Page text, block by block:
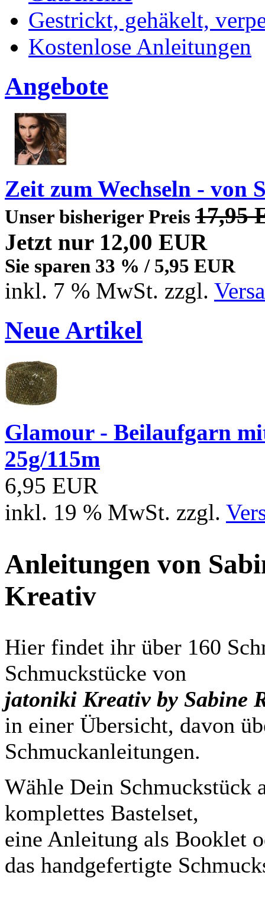
Gestrickt, gehäkelt,
Kostenlose Anleitungen
Angebote
Zeit zum Wechseln - von
Unser bisheriger Preis 17,95
Jetzt nur 12,00 EUR
Sie sparen 33 % / 5,95 EUR
inkl. 7 % MwSt. zzgl.
Neue Artikel
Glamour - Beilaufgarn
25g/115m
6,95 EUR
inkl. 19 % MwSt. zzgl.
Anleitungen von
Kreativ
Hier findet ihr über 160
Schmuckstücke von
jatoniki Kreativ by Sabine
in einer Übersicht, davon
Schmuckanleitungen.
Wähle Dein Schmuckstück
komplettes Bastelset,
eine Anleitung als Booklet
das handgefertigte